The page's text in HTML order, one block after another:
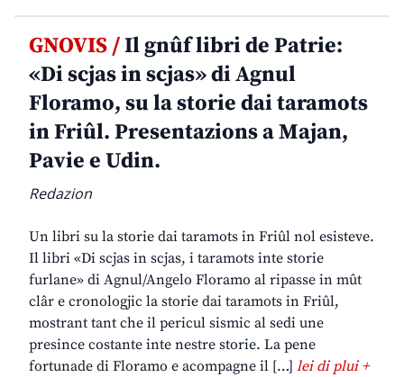
GNOVIS /Il gnûf libri de Patrie:
«Di scjas in scjas» di Agnul
Floramo, su la storie dai taramots
in Friûl. Presentazions a Majan,
Pavie e Udin.
Redazion
Un libri su la storie dai taramots in Friûl nol esisteve.
Il libri «Di scjas in scjas, i taramots inte storie
furlane» di Agnul/Angelo Floramo al ripasse in mût
clâr e cronologjic la storie dai taramots in Friûl,
mostrant tant che il pericul sismic al sedi une
presince costante inte nestre storie. La pene
fortunade di Floramo e acompagne il […] lei di plui +